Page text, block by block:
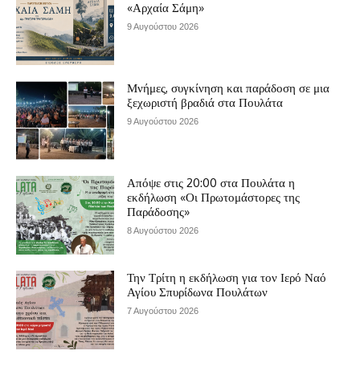
«Αρχαία Σάμη»
9 Αυγούστου 2026
Μνήμες, συγκίνηση και παράδοση σε μια
ξεχωριστή βραδιά στα Πουλάτα
9 Αυγούστου 2026
Απόψε στις 20:00 στα Πουλάτα η
εκδήλωση «Οι Πρωτομάστορες της
Παράδοσης»
8 Αυγούστου 2026
Την Τρίτη η εκδήλωση για τον Ιερό Ναό
Αγίου Σπυρίδωνα Πουλάτων
7 Αυγούστου 2026